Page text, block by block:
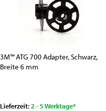
3M™ ATG 700 Adapter, Schwarz,
Breite 6 mm
Lieferzeit: 2 - 5 Werktage*